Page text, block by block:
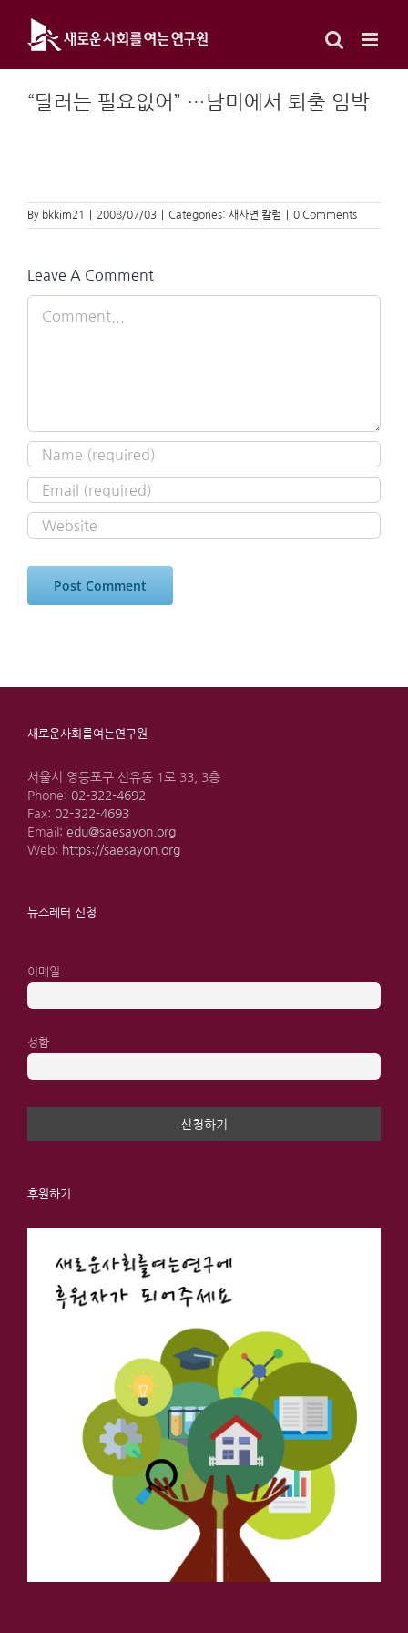
content
“달러는 필요없어” …남미에서 퇴출 임박
By bkkim21 2008/07/03 Categories: 새사연 칼럼 0 Comments
Leave A Comment
새로운사회를여는연구원
서울시 영등포구 선유동 1로 33, 3층
Phone: 02-322-4692
Fax: 02-322-4693
Email: edu@saesayon.org
Web: https://saesayon.org
뉴스레터 신청
이메일
성함
후원하기